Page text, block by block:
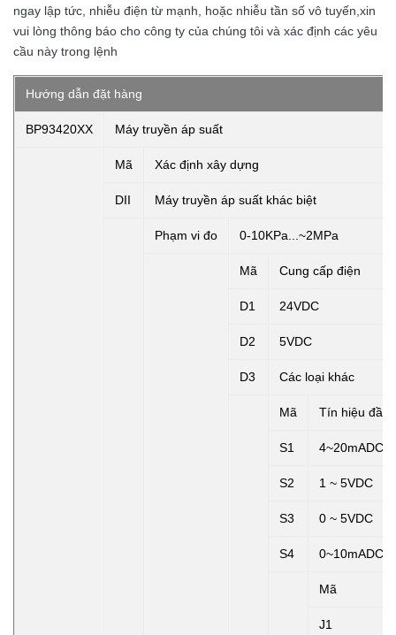
ngay lập tức, nhiễu điện từ mạnh, hoặc nhiễu tần số vô tuyến,xin
vui lòng thông báo cho công ty của chúng tôi và xác định các yêu
cầu này trong lệnh
Hướng dẫn đặt hàng
BP93420XX Máy truyền áp suất
Mã Xác định xây dựng
DII Máy truyền áp suất khác biệt
Phạm vi đo 0-10KPa...~2MPa
Mã Cung cấp điện
D1 24VDC
D2 5VDC
D3 Các loại khác
Mã Tín hiệu đầu
S1 4~20mADC
S2 1 ~ 5VDC
S3 0 ~ 5VDC
S4 0~10mADC
Mã
J1